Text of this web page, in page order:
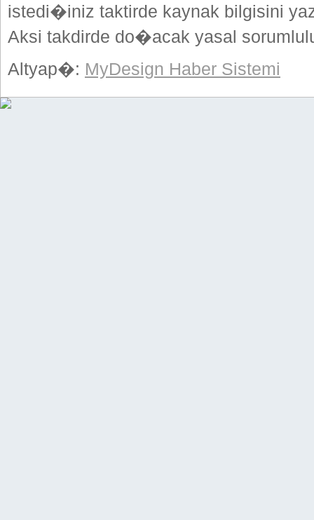
istedi�iniz taktirde kaynak bilgisini
Aksi takdirde do�acak yasal
Altyap�: MyDesign Haber Sistemi